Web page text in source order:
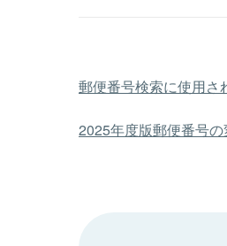
郵便番号検索に使用さ
2025年度版郵便番号